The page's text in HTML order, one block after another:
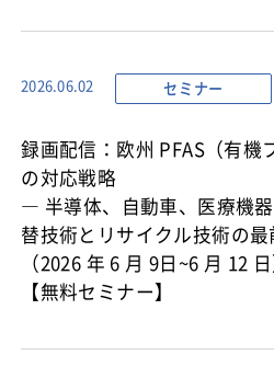
2026.06.02 セミナー
録画配信：欧州 PFAS（有機
の対応戦略
― 半導体、自動車、医療機
替技術とリサイクル技術の
（2026 年 6 月 9日~6 月 12 日
【無料セミナー】